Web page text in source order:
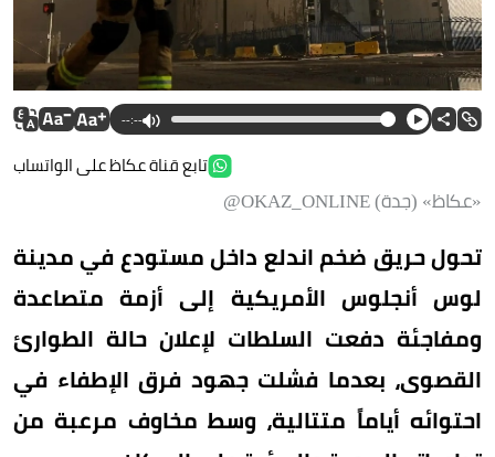
--:--
تابع قناة عكاظ على الواتساب
«عكاظ» (جدة) OKAZ_ONLINE@
تحول حريق ضخم اندلع داخل مستودع في مدينة
لوس أنجلوس الأمريكية إلى أزمة متصاعدة
ومفاجئة دفعت السلطات لإعلان حالة الطوارئ
القصوى، بعدما فشلت جهود فرق الإطفاء في
احتوائه أياماً متتالية، وسط مخاوف مرعبة من